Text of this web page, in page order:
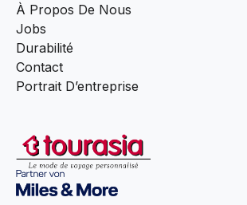
À Propos De Nous
Jobs
Durabilité
Contact
Portrait D’entreprise